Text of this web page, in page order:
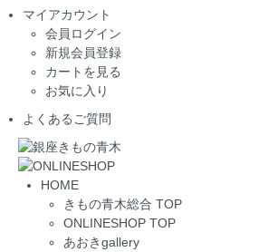
マイアカウント
会員ログイン
新規会員登録
カートを見る
お気に入り
よくあるご質問
HOME
きもの青木総合 TOP
ONLINESHOP TOP
あおきgallery